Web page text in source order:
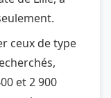
ceux de type
et 2 900